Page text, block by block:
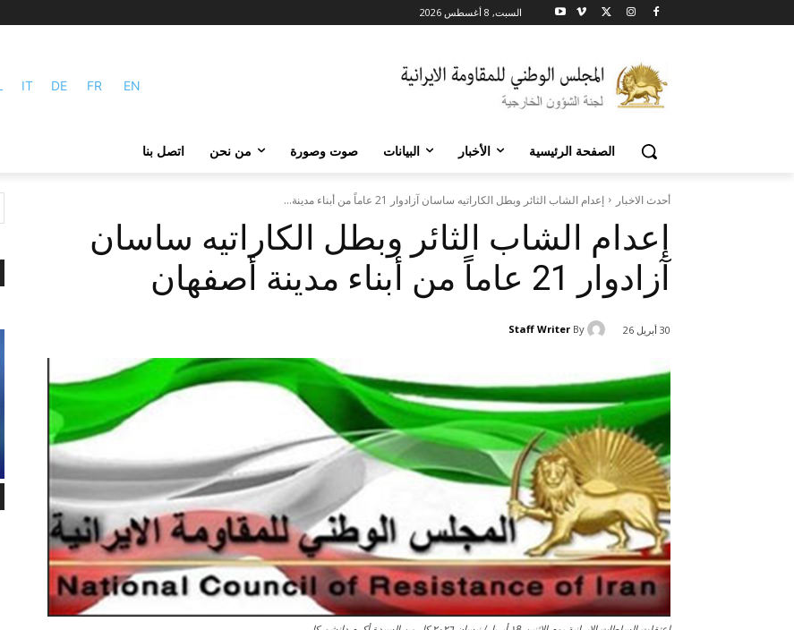
السبت, 8 أغسطس 2026
IT DE FR EN
الصفحة الرئيسية الأخبار البيانات صوت وصورة من نحن اتصل بنا
أحدث الاخبار إعدام الشاب الثائر وبطل الكاراتيه ساسان آزادوار 21 عاماً من أبناء مدينة...
إعدام الشاب الثائر وبطل الكاراتيه ساسان
آزادوار 21 عاماً من أبناء مدينة أصفهان
30 أبريل 26 By
Staff Writer